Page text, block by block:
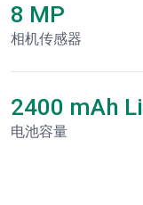
8 MP
相机传感器
2400 mAh
电池容量